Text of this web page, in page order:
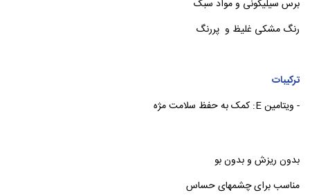
برس سیلیکونی و مواد سبک
رنگ مشکی غلیظ و پررنگ
ترکیبات
- ویتامین E: کمک به حفظ سلامت مژه
بدون ریزش و بدون بو
مناسب برای چشمهای حساس